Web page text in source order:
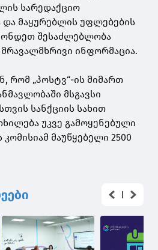
სარედაქციო
მაყურებლის უფლებების
შესაძლებლობა
ინფორმაცია.
რომ „პოსტვ“-ის მიმართ
მსგავსი
სანქციის სახით
უკვე გამოყენებული
კომისიამ მაუწყებელი 2500